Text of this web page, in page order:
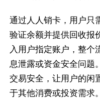
通过人人销卡，用户只
验证余额并提供回收报
入用户指定账户，整个
息泄露或资金安全问题
交易安全，让用户的闲
于其他消费或投资需求。